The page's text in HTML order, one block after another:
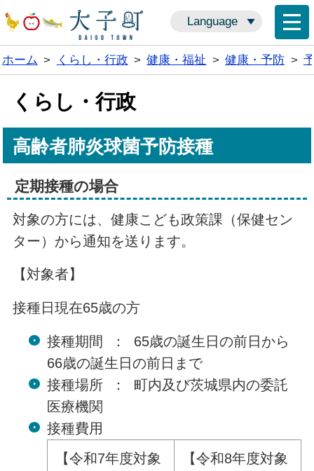
Language
ホーム > くらし・行政 > 健康・福祉 > 健康・予防 >
くらし・行政
高齢者肺炎球菌予防接種
定期接種の場合
対象の方には、健康こども政策課（保健セン
ター）から通知を送ります。
【対象者】
接種日現在65歳の方
接種期間 ： 65歳の誕生日の前日から
66歳の誕生日の前日まで
接種場所 ： 町内及び茨城県内の委託
医療機関
接種費用
【令和7年度対象
【令和8年度対象